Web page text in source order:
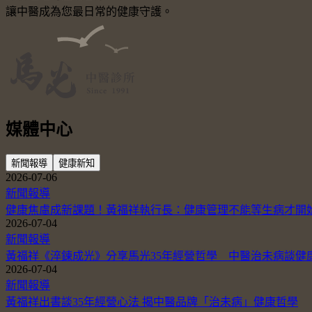
讓中醫成為您最日常的健康守護。
媒體中心
新聞報導 健康新知
2026-07-06
新聞報導
健康焦慮成新課題！黃福祥執行長：健康管理不能等生病才開
2026-07-04
新聞報導
黃福祥《淬鍊成光》分享馬光35年經營哲學 中醫治未病談健
2026-07-04
新聞報導
黃福祥出書談35年經營心法 揭中醫品牌「治未病」健康哲學